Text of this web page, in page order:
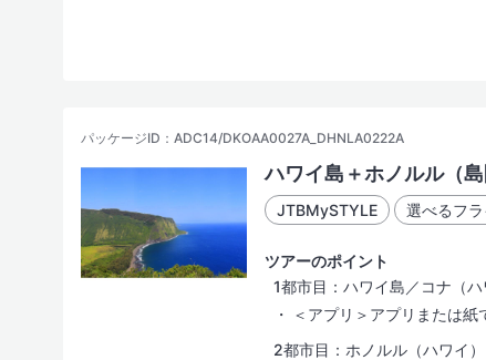
パッケージID：ADC14/DKOAA0027A_DHNLA0222A
ハワイ島＋ホノルル（
JTBMySTYLE 選べるフラ
ツアーのポイント
1都市目：ハワイ島／コナ（ハ
＜アプリ＞アプリまたは紙
2都市目：ホノルル（ハワイ）